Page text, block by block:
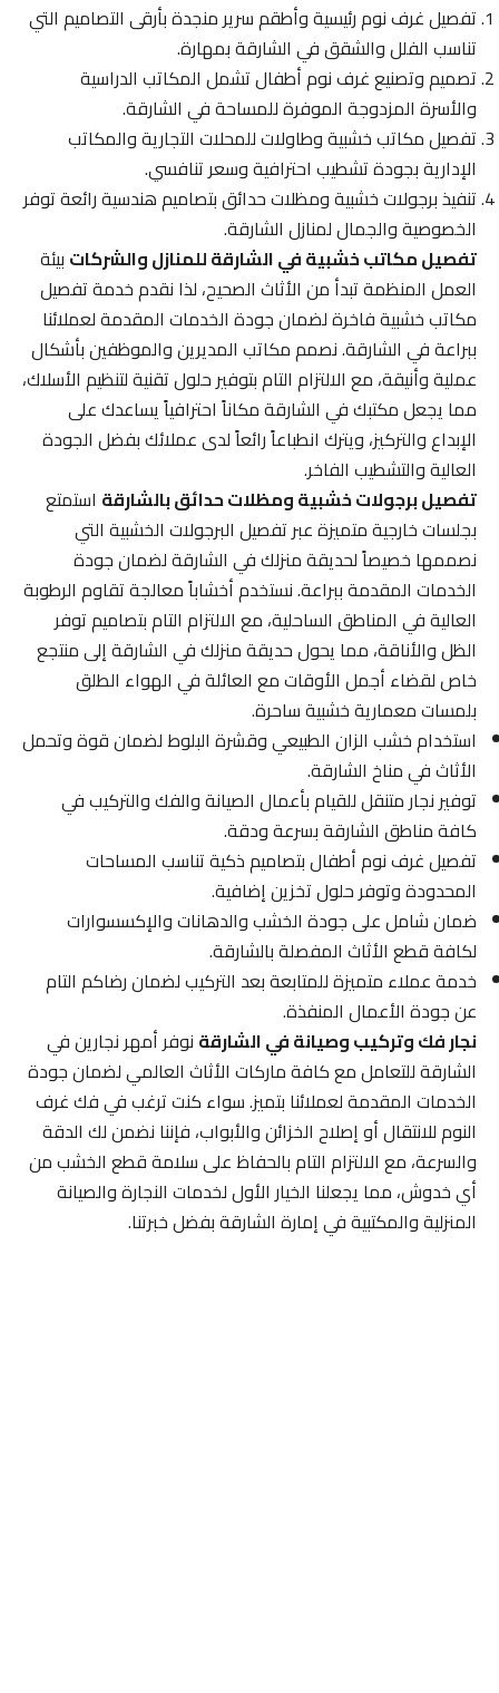
تفصيل غرف نوم رئيسية وأطقم سرير منجدة بأرقى التصاميم التي
تناسب الفلل والشقق في الشارقة بمهارة.
تصميم وتصنيع غرف نوم أطفال تشمل المكاتب الدراسية
والأسرة المزدوجة الموفرة للمساحة في الشارقة.
تفصيل مكاتب خشبية وطاولات للمحلات التجارية والمكاتب
الإدارية بجودة تشطيب احترافية وسعر تنافسي.
تنفيذ برجولات خشبية ومظلات حدائق بتصاميم هندسية رائعة توفر
الخصوصية والجمال لمنازل الشارقة.
تفصيل مكاتب خشبية في الشارقة للمنازل والشركاتبيئة
العمل المنظمة تبدأ من الأثاث الصحيح، لذا نقدم خدمة تفصيل
مكاتب خشبية فاخرة لضمان جودة الخدمات المقدمة لعملائنا
ببراعة في الشارقة. نصمم مكاتب المديرين والموظفين بأشكال
عملية وأنيقة، مع الالتزام التام بتوفير حلول تقنية لتنظيم الأسلاك،
مما يجعل مكتبك في الشارقة مكاناً احترافياً يساعدك على
الإبداع والتركيز، ويترك انطباعاً رائعاً لدى عملائك بفضل الجودة
العالية والتشطيب الفاخر.
تفصيل برجولات خشبية ومظلات حدائق بالشارقةاستمتع
بجلسات خارجية متميزة عبر تفصيل البرجولات الخشبية التي
نصممها خصيصاً لحديقة منزلك في الشارقة لضمان جودة
الخدمات المقدمة ببراعة. نستخدم أخشاباً معالجة تقاوم الرطوبة
العالية في المناطق الساحلية، مع الالتزام التام بتصاميم توفر
الظل والأناقة، مما يحول حديقة منزلك في الشارقة إلى منتجع
خاص لقضاء أجمل الأوقات مع العائلة في الهواء الطلق
بلمسات معمارية خشبية ساحرة.
استخدام خشب الزان الطبيعي وقشرة البلوط لضمان قوة وتحمل
الأثاث في مناخ الشارقة.
توفير نجار متنقل للقيام بأعمال الصيانة والفك والتركيب في
كافة مناطق الشارقة بسرعة ودقة.
تفصيل غرف نوم أطفال بتصاميم ذكية تناسب المساحات
المحدودة وتوفر حلول تخزين إضافية.
ضمان شامل على جودة الخشب والدهانات والإكسسوارات
لكافة قطع الأثاث المفصلة بالشارقة.
خدمة عملاء متميزة للمتابعة بعد التركيب لضمان رضاكم التام
عن جودة الأعمال المنفذة.
نجار فك وتركيب وصيانة في الشارقةنوفر أمهر نجارين في
الشارقة للتعامل مع كافة ماركات الأثاث العالمي لضمان جودة
الخدمات المقدمة لعملائنا بتميز. سواء كنت ترغب في فك غرف
النوم للانتقال أو إصلاح الخزائن والأبواب، فإننا نضمن لك الدقة
والسرعة، مع الالتزام التام بالحفاظ على سلامة قطع الخشب من
أي خدوش، مما يجعلنا الخيار الأول لخدمات النجارة والصيانة
المنزلية والمكتبية في إمارة الشارقة بفضل خبرتنا.